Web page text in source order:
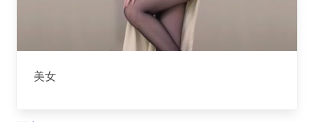
美女